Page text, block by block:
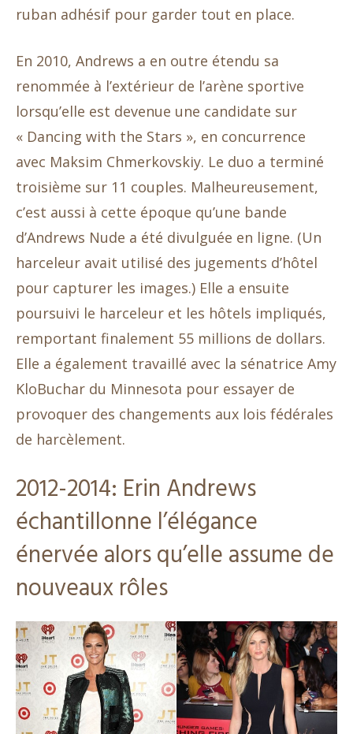
ruban adhésif pour garder tout en place.
En 2010, Andrews a en outre étendu sa
renommée à l’extérieur de l’arène sportive
lorsqu’elle est devenue une candidate sur
« Dancing with the Stars », en concurrence
avec Maksim Chmerkovskiy. Le duo a terminé
troisième sur 11 couples. Malheureusement,
c’est aussi à cette époque qu’une bande
d’Andrews Nude a été divulguée en ligne. (Un
harceleur avait utilisé des jugements d’hôtel
pour capturer les images.) Elle a ensuite
poursuivi le harceleur et les hôtels impliqués,
remportant finalement 55 millions de dollars.
Elle a également travaillé avec la sénatrice Amy
KloBuchar du Minnesota pour essayer de
provoquer des changements aux lois fédérales
de harcèlement.
2012-2014: Erin Andrews
échantillonne l’élégance
énervée alors qu’elle assume de
nouveaux rôles